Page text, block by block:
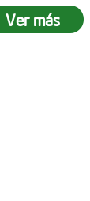
Ver más